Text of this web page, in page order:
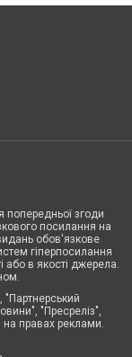
попередньої згоди
посилання на
обов'язкове
гіперпосилання
або в якості джерела.
"Пресреліз",
на правах реклами.